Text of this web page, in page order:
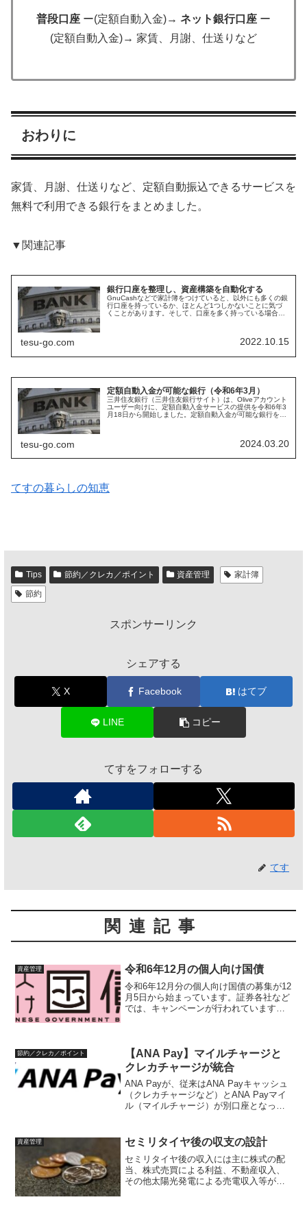
普段口座 ー(定額自動入金)→ ネット銀行口座 ー
(定額自動入金)→ 家賃、月謝、仕送りなど
おわりに
家賃、月謝、仕送りなど、定額自動振込できるサービスを
無料で利用できる銀行をまとめました。
▼関連記事
銀行口座を整理し、資産構築を自動化する
GnuCashなどで家計簿をつけていると、以外にも多くの銀
行口座を持っているか、ほとんど1つしかないことに気づ
くことがあります。そして、口座を多く持っている場合
tesu-go.com 2022.10.15
定額自動入金が可能な銀行（令和6年3月）
三井住友銀行（三井住友銀行サイト）は、Oliveアカウント
ユーザー向けに、定額自動入金サービスの提供を令和6年3
月18日から開始しました。定額自動入金が可能な銀行をま
tesu-go.com 2024.03.20
てすの暮らしの知恵
Tips 節約／クレカ／ポイント 資産管理
家計簿
節約
スポンサーリンク
シェアする
X Facebook はてブ
LINE コピー
てすをフォローする
てす
関連記事
資産管理 令和6年12月の個人向け国債
令和6年12月分の個人向け国債の募集が12
月5日から始まっています。証券各社など
では、キャンペーンが行われていますの
ト）は、令和...
節約／クレカ／ポイント
【ANA Pay】マイルチャージと
クレカチャージが統合
ANA Payが、従来はANA Payキャッシュ
（クレカチャージなど）とANA Payマイ
ル（マイルチャージ）が別口座となって
れ、ANA Pay残高として一括管理...
資産管理 セミリタイヤ後の収支の設計
セミリタイヤ後の収入には主に株式の配
当、株式売買による利益、不動産収入、
その他太陽光発電による売電収入等が中